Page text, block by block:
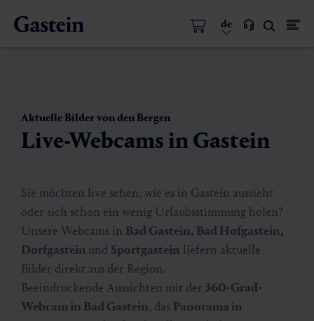
de
Aktuelle Bilder von den Bergen
Live-Webcams in Gastein
Sie möchten live sehen, wie es in Gastein aussieht
oder sich schon ein wenig Urlaubsstimmung holen?
Unsere Webcams in Bad Gastein, Bad Hofgastein,
Dorfgastein und Sportgastein liefern aktuelle
Bilder direkt aus der Region.
Beeindruckende Aussichten mit der 360-Grad-
Webcam in Bad Gastein, das Panorama in